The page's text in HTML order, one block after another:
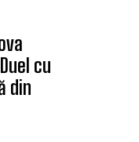
cu
din